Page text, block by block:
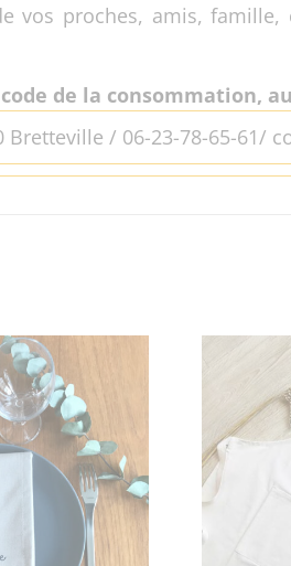
vos proches, amis,
de la consommation,
/ 06-23-78-65-61/